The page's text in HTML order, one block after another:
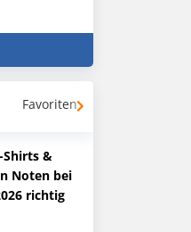
Favoriten
Shirts &
Noten bei
richtig